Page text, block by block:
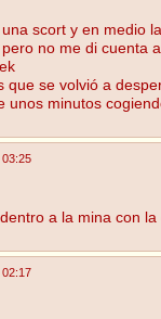
scort y en medio
no me di cuenta
que se volvió a
unos minutos
a la mina con la
02:17